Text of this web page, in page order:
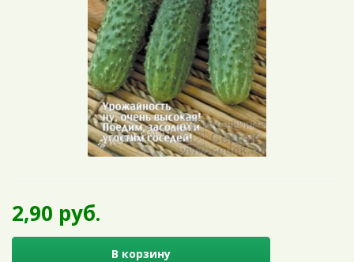
2,90 руб.
В корзину